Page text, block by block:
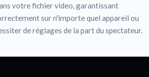
votre fichier video, garantissant
sur n'importe quel appareil ou
de réglages de la part du spectateur.